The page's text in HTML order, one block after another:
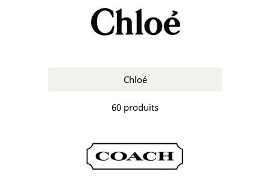
Chloé
60 produits